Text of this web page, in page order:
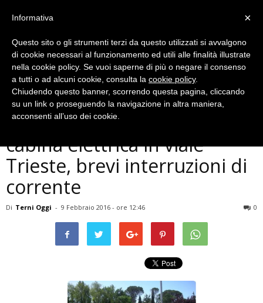
Cronaca
Terni, lavori per nuova
cabina elettrica in viale
Trieste, brevi interruzioni di
corrente
Di Terni Oggi - 9 Febbraio 2016 - ore 12:46 0
×
Informativa
Questo sito o gli strumenti terzi da questo utilizzati si avvalgono
di cookie necessari al funzionamento ed utili alle finalità illustrate
nella cookie policy. Se vuoi saperne di più o negare il consenso
a tutti o ad alcuni cookie, consulta la cookie policy.
Chiudendo questo banner, scorrendo questa pagina, cliccando
su un link o proseguendo la navigazione in altra maniera,
acconsenti all’uso dei cookie.